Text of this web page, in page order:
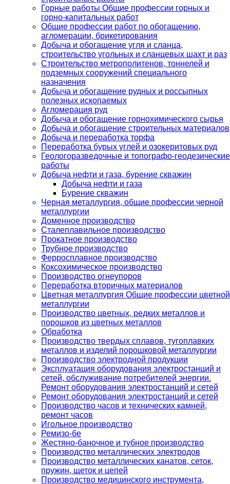
Горные работы Общие профессии горных и
горно-капитальных работ
Общие профессии работ по обогащению,
агломерации, брикетирования
Добыча и обогащение угля и сланца,
строительство угольных и сланцевых шахт и раз
Строительство метрополитенов, тоннелей и
подземных сооружений специального
назначения
Добыча и обогащение рудных и россыпных
полезных ископаемых
Агломерация руд
Добыча и обогащение горнохимического сырья
Добыча и обогащение строительных материалов
Добыча и переработка торфа
Переработка бурых углей и озокеритовых руд
Геологоразведочные и топографо-геодезические
работы
Добыча нефти и газа, бурение скважин
Добыча нефти и газа
Бурение скважин
Черная металлургия, общие профессии черной
металлургии
Доменное производство
Сталеплавильное производство
Прокатное производство
Трубное производство
Ферросплавное производство
Коксохимическое производство
Производство огнеупоров
Переработка вторичных материалов
Цветная металлургия Общие профессии цветной
металлургии
Производство цветных, редких металлов и
порошков из цветных металлов
Обработка
Производство твердых сплавов, тугоплавких
металлов и изделий порошковой металлургии
Производство электродной продукции
Эксплуатация оборудования электростанций и
сетей, обслуживание потребителей энергии.
Ремонт оборудования электростанций и сетей
Ремонт оборудования электростанций и сетей
Производство часов и технических камней,
ремонт часов
Игольное производство
Ремизо-бе
Жестяно-баночное и тубное производство
Производство металлических электродов
Производство металлических канатов, сеток,
пружин, щеток и цепей
Производство медицинского инструмента,